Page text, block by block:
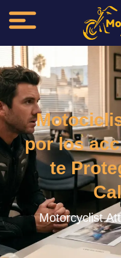
por los
te
Motorcyclist